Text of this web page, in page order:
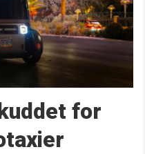
for